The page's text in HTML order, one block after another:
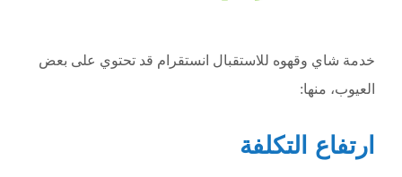
خدمة شاي وقهوه للاستقبال انستقرام قد تحتوي على بعض
العيوب، منها:
ارتفاع التكلفة